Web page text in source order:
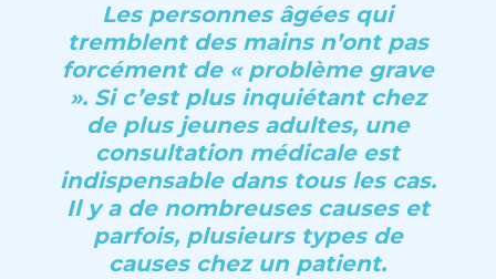
Les personnes âgées qui
tremblent des mains n’ont pas
forcément de « problème grave
». Si c’est plus inquiétant chez
de plus jeunes adultes, une
consultation médicale est
indispensable dans tous les cas.
Il y a de nombreuses causes et
parfois, plusieurs types de
causes chez un patient.